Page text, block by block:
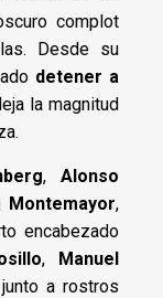
complot
Desde su
detener a
la magnitud
,Alonso
Montemayor,
encabezado
, Manuel
a rostros